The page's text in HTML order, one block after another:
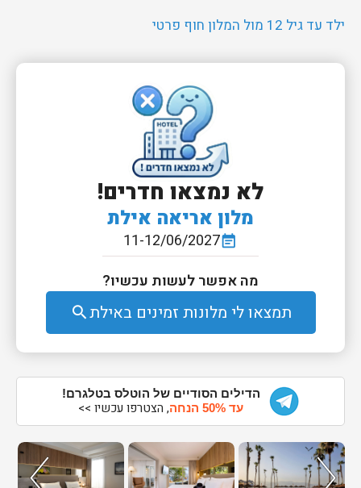
ילד עד גיל 12 מול המלון חוף פרטי
לא נמצאו חדרים!
מלון אריאה אילת
event_note
11-12/06/2027
מה אפשר לעשות עכשיו?
תמצאו לי מלונות זמינים באילתsearch
הדילים הסודיים של הוטלס בטלגרם!
עד 50% הנחה
, הצטרפו עכשיו >>
הוטלס